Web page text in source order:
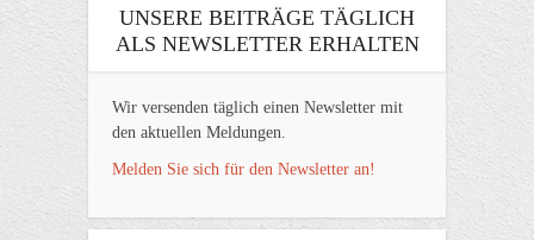
UNSERE BEITRÄGE TÄGLICH
ALS NEWSLETTER ERHALTEN
Wir versenden täglich einen Newsletter mit
den aktuellen Meldungen.
Melden Sie sich für den Newsletter an!